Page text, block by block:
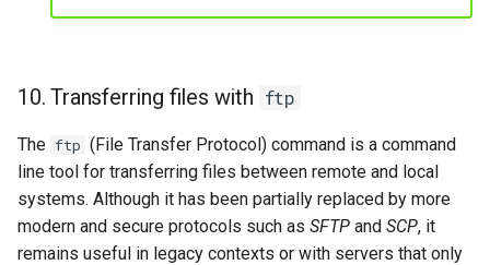
10. Transferring files with ftp
The ftp (File Transfer Protocol) command is a command
line tool for transferring files between remote and local
systems. Although it has been partially replaced by more
modern and secure protocols such as SFTP and SCP, it
remains useful in legacy contexts or with servers that only